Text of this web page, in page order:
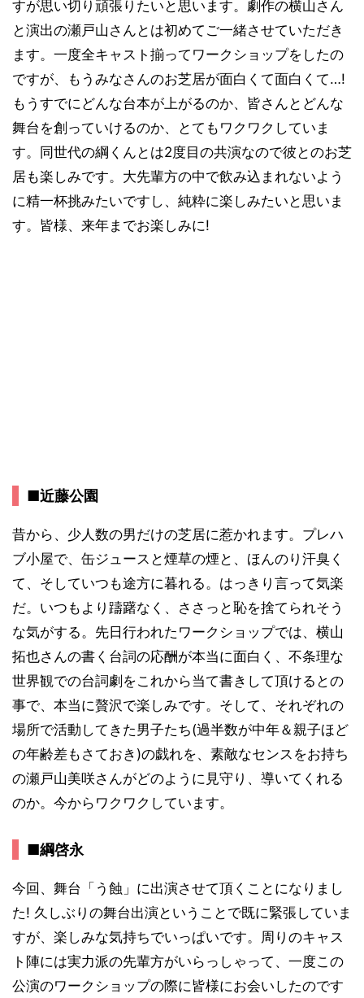
すが思い切り頑張りたいと思います。劇作の横山さん
と演出の瀬戸山さんとは初めてご一緒させていただき
ます。一度全キャスト揃ってワークショップをしたの
ですが、もうみなさんのお芝居が面白くて面白くて…!
もうすでにどんな台本が上がるのか、皆さんとどんな
舞台を創っていけるのか、とてもワクワクしていま
す。同世代の綱くんとは2度目の共演なので彼とのお芝
居も楽しみです。大先輩方の中で飲み込まれないよう
に精一杯挑みたいですし、純粋に楽しみたいと思いま
す。皆様、来年までお楽しみに!
■近藤公園
昔から、少人数の男だけの芝居に惹かれます。プレハ
ブ小屋で、缶ジュースと煙草の煙と、ほんのり汗臭く
て、そしていつも途方に暮れる。はっきり言って気楽
だ。いつもより躊躇なく、ささっと恥を捨てられそう
な気がする。先日行われたワークショップでは、横山
拓也さんの書く台詞の応酬が本当に面白く、不条理な
世界観での台詞劇をこれから当て書きして頂けるとの
事で、本当に贅沢で楽しみです。そして、それぞれの
場所で活動してきた男子たち(過半数が中年＆親子ほど
の年齢差もさておき)の戯れを、素敵なセンスをお持ち
の瀬戸山美咲さんがどのように見守り、導いてくれる
のか。今からワクワクしています。
■綱啓永
今回、舞台「う蝕」に出演させて頂くことになりまし
た! 久しぶりの舞台出演ということで既に緊張していま
すが、楽しみな気持ちでいっぱいです。周りのキャス
ト陣には実力派の先輩方がいらっしゃって、一度この
公演のワークショップの際に皆様にお会いしたのです